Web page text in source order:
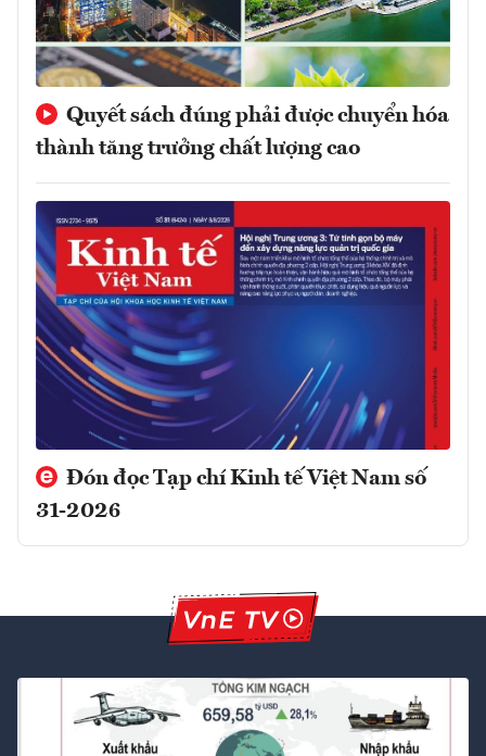
Quyết sách đúng phải được chuyển hóa
thành tăng trưởng chất lượng cao
Đón đọc Tạp chí Kinh tế Việt Nam số
31-2026